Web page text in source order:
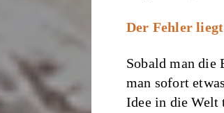
Der Fehler
Sobald man die
man sofort
Idee in die Welt